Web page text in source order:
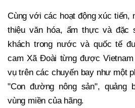
Cùng với các hoạt động xúc tiến,
thiệu văn hóa, ẩm thực và đặc
khách trong nước và quốc tế
cam Xã Đoài từng được
vụ trên các chuyến bay như một
"Con đường nông sản", quảng
vùng miền của hãng.